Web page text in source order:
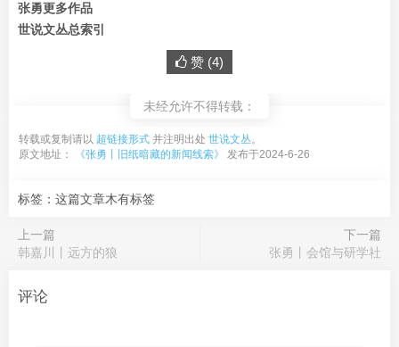
张勇更多作品
世说文丛总索引
赞 (4)
未经允许不得转载：
转载或复制请以 超链接形式 并注明出处 世说文丛。
原文地址：
《张勇丨旧纸暗藏的新闻线索》 发布于2024-6-26
标签：这篇文章木有标签
上一篇
韩嘉川丨远方的狼
下一篇
张勇丨会馆与研学社
评论